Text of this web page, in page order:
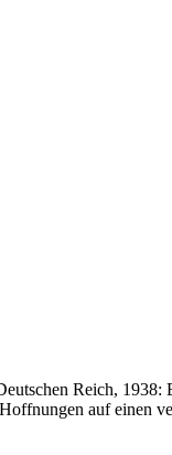
Reich, 1938:
auf einen